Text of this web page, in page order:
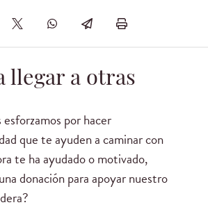
llegar a otras
por hacer
que te ayuden a caminar con
te ha ayudado o motivado,
donación para apoyar nuestro